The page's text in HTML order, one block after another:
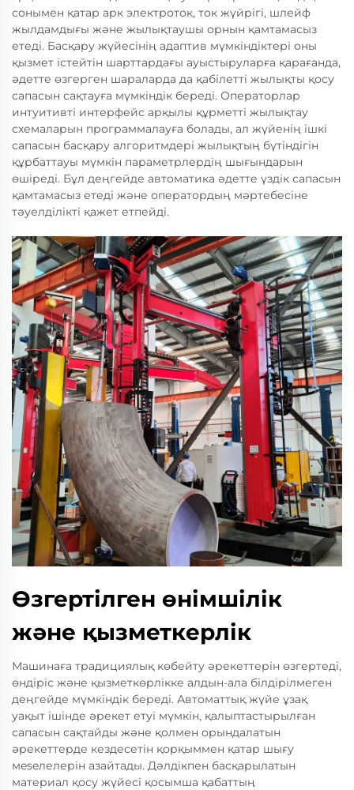
сонымен қатар арк электроток, ток жүйрігі, шлейф
жылдамдығы және жылықтаушы орнын қамтамасыз
етеді. Басқару жүйесінің адаптив мүмкіндіктері оны
қызмет істейтін шарттардағы ауыстыруларға қарағанда,
әдетте өзгерген шараларда да қабілетті жылықты қосу
сапасын сақтауға мүмкіндік береді. Операторлар
интуитивті интерфейс арқылы құрметті жылықтау
схемаларын программалауға болады, ал жүйенің ішкі
сапасын басқару алгоритмдері жылықтың бүтіндігін
құрбаттауы мүмкін параметрлердің шығындарын
өшіреді. Бұл деңгейде автоматика әдетте үздік сапасын
қамтамасыз етеді және оператордың мәртебесіне
тәуелділікті қажет етпейді.
Өзгертілген өнімшілік
және қызметкерлік
Машинаға традициялық көбейту әрекеттерін өзгертеді,
өндіріс және қызметкөрлікке алдын-ала білдірілмеген
деңгейде мүмкіндік береді. Автоматтық жүйе ұзақ
уақыт ішінде әрекет етуі мүмкін, қалыптастырылған
сапасын сақтайды және қолмен орындалатын
әрекеттерде кездесетін қорқыммен қатар шығу
мeseлелерін азайтады. Дәлдікпен басқарылатын
материал қосу жүйесі қосымша қабаттың